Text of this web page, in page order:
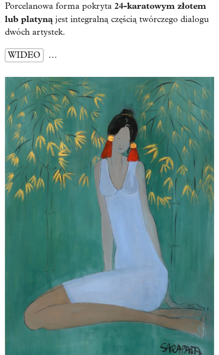
Porcelanowa forma pokryta 24-karatowym złotem
lub platyną jest integralną częścią twórczego dialogu
dwóch artystek.
WIDEO …